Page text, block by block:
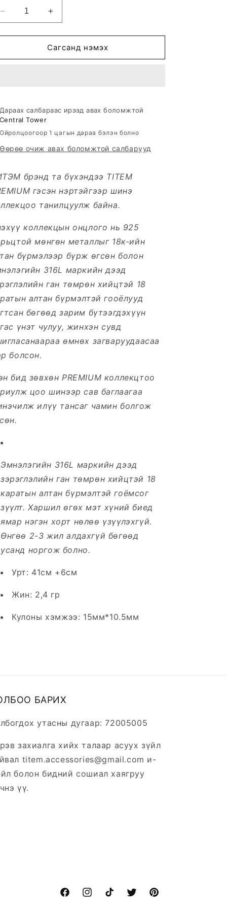
Decrease
quantity
for
HEART
Increase
quantity
for
WHITE
HEART
Сагсанд нэмэх
Дараах салбараас ирээд авах боломжтой
Central Tower
Ойролцоогоор 1 цагын дараа бэлэн болно
Өөрөө очиж авах боломжтой салбарууд
брэнд та бүхэндээ TITEM
гэсэн нэртэйгээр шинэ
танилцуулж байна.
коллекцын онцлого нь 925
мөнгөн металлыг 18к-ийн
бүрмэлээр бүрж өгсөн болон
316L маркийн дээд
ган төмрөн хийцтэй 18
алтан бүрмэлтэй гооёлууд
бөгөөд зарим бүтээгдэхүүн
үнэт чулуу, жинхэн сувд
өмнөх загваруудаасаа
болсон.
бид зөвхөн PREMIUM коллекцтоо
цоо шинээр сав баглаагаа
илүү тансаг чамин болгож
Эмнэлэгийн 316L маркийн дээд
зэрэглэлийн ган төмрөн хийцтэй 18
каратын алтан бүрмэлтэй гоёмсог
зүүлт. Харшил өгөх мэт хүний биед
ямар нэгэн хорт нөлөө үзүүлэхгүй.
Өнгөө 2-3 жил алдахгүй бөгөөд
усанд норгож болно.
Урт: 41см +6см
Жин: 2,4 гр
Кулоны хэмжээ: 15мм*10.5мм
БАРИХ
утасны дугаар: 72005005
захиалга хийх талаар асуух зүйл
titem.accessories@gmail.com и-
болон бидний сошиал хаягруу
үү.
FacebookInstagramTikTok TwitterPinterest